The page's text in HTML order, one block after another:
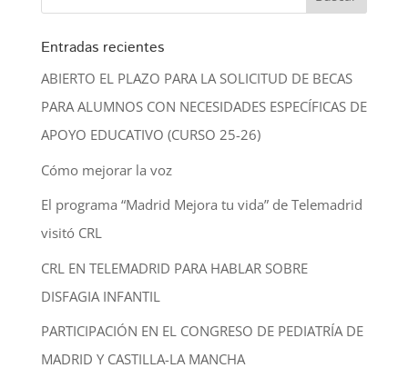
Entradas recientes
ABIERTO EL PLAZO PARA LA SOLICITUD DE BECAS
PARA ALUMNOS CON NECESIDADES ESPECÍFICAS DE
APOYO EDUCATIVO (CURSO 25-26)
Cómo mejorar la voz
El programa “Madrid Mejora tu vida” de Telemadrid
visitó CRL
CRL EN TELEMADRID PARA HABLAR SOBRE
DISFAGIA INFANTIL
PARTICIPACIÓN EN EL CONGRESO DE PEDIATRÍA DE
MADRID Y CASTILLA-LA MANCHA